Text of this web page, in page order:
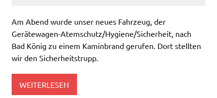
Am Abend wurde unser neues Fahrzeug, der
Gerätewagen-Atemschutz/Hygiene/Sicherheit, nach
Bad König zu einem Kaminbrand gerufen. Dort stellten
wir den Sicherheitstrupp.
WEITERLESEN